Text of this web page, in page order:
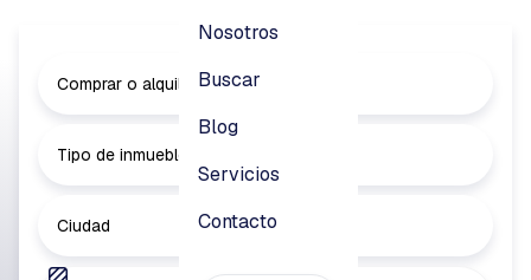
Pagar
Nosotros
Buscar
Blog
Servicios
Contacto
Comprar o alquilar
Tipo de inmueble
Ciudad